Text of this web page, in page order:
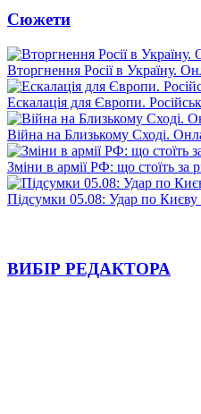
Сюжети
Вторгнення Росії в Україну.
Ескалація для Європи.
Війна на Близькому Сході.
Зміни в армії РФ: що стоїть за
Підсумки 05.08: Удар по Києву
ВИБІР РЕДАКТОРА